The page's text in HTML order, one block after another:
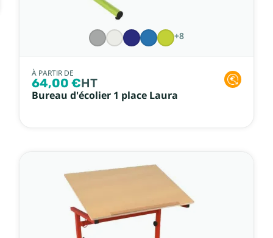
+8
À PARTIR DE
64,00 €HT
Bureau d'écolier 1 place Laura